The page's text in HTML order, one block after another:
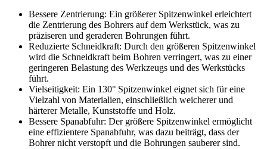
Bessere Zentrierung: Ein größerer Spitzenwinkel erleichtert
die Zentrierung des Bohrers auf dem Werkstück, was zu
präziseren und geraderen Bohrungen führt.
Reduzierte Schneidkraft: Durch den größeren Spitzenwinkel
wird die Schneidkraft beim Bohren verringert, was zu einer
geringeren Belastung des Werkzeugs und des Werkstücks
führt.
Vielseitigkeit: Ein 130° Spitzenwinkel eignet sich für eine
Vielzahl von Materialien, einschließlich weicherer und
härterer Metalle, Kunststoffe und Holz.
Bessere Spanabfuhr: Der größere Spitzenwinkel ermöglicht
eine effizientere Spanabfuhr, was dazu beiträgt, dass der
Bohrer nicht verstopft und die Bohrungen sauberer sind.